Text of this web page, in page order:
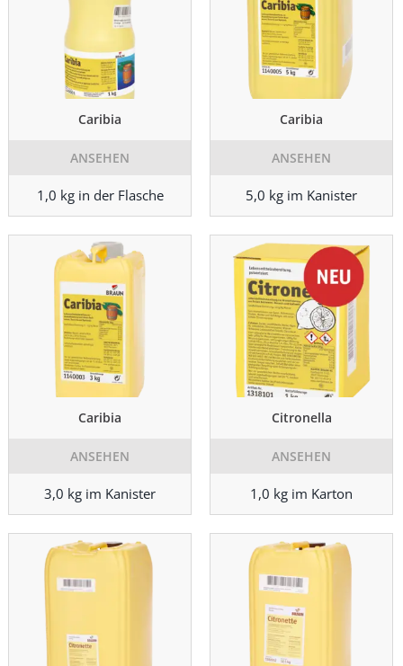
Caribia
ANSEHEN
1,0 kg in der Flasche
Caribia
ANSEHEN
5,0 kg im Kanister
Caribia
ANSEHEN
3,0 kg im Kanister
Citronella
ANSEHEN
1,0 kg im Karton